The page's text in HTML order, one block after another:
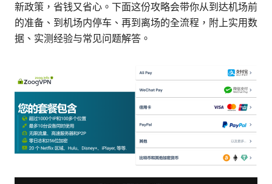
新政策，省钱又省心。下面这份攻略会带你从到达机场前
的准备、到机场内停车、再到离场的全流程，附上实用数
据、实测经验与常见问题解答。